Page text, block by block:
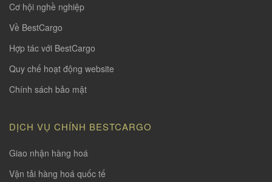
Cơ hội nghề nghiệp
Về BestCargo
Hợp tác với BestCargo
Quy chế hoạt động website
Chính sách bảo mật
DỊCH VỤ CHÍNH BESTCARGO
Giao nhận hàng hoá
Vận tải hàng hoá quốc tế